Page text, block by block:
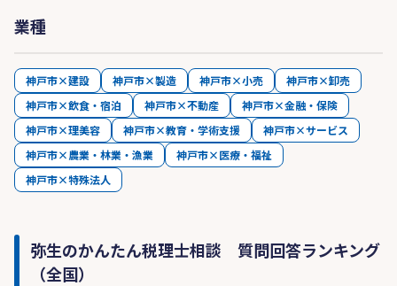
業種
神戸市×建設 神戸市×製造 神戸市×小売
神戸市×卸売
神戸市×飲食・宿泊
神戸市×不動産
神戸市×金融・保険
神戸市×理美容
神戸市×教育・学術支援
神戸市×サービス
神戸市×農業・林業・漁業
神戸市×医療・福祉
神戸市×特殊法人
弥生のかんたん税理士相談 質問回答ランキング
（全国）